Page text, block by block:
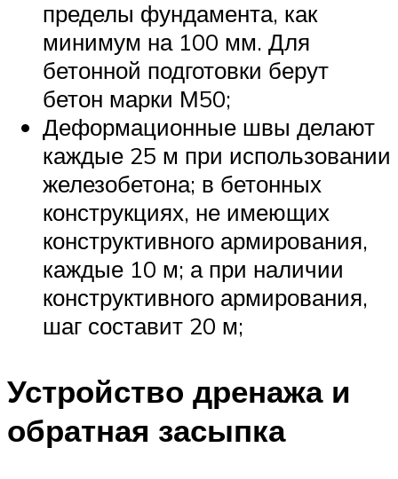
пределы фундамента, как
минимум на 100 мм. Для
бетонной подготовки берут
бетон марки М50;
Деформационные швы делают
каждые 25 м при использовании
железобетона; в бетонных
конструкциях, не имеющих
конструктивного армирования,
каждые 10 м; а при наличии
конструктивного армирования,
шаг составит 20 м;
Устройство дренажа и
обратная засыпка